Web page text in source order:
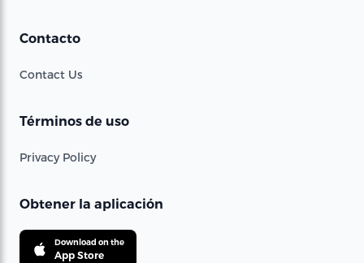
Contacto
Contact Us
Términos de uso
Privacy Policy
Obtener la aplicación
Download on the
App Store